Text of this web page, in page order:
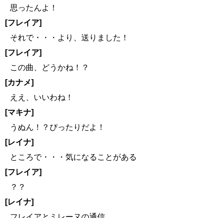
思ったんよ！
[フレイア]
それで・・・より、送りました！
[フレイア]
この曲、どうかね！？
[カナメ]
ええ、いいわね！
[マキナ]
うぬん！？ぴったりだよ！
[レイナ]
ところで・・・気になることがある
[フレイア]
？？
[レイナ]